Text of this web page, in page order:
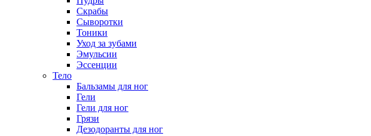
Скрабы
Сыворотки
Тоники
Уход за зубами
Эмульсии
Эссенции
Тело
Бальзамы для ног
Гели
Гели для ног
Грязи
Дезодоранты для ног